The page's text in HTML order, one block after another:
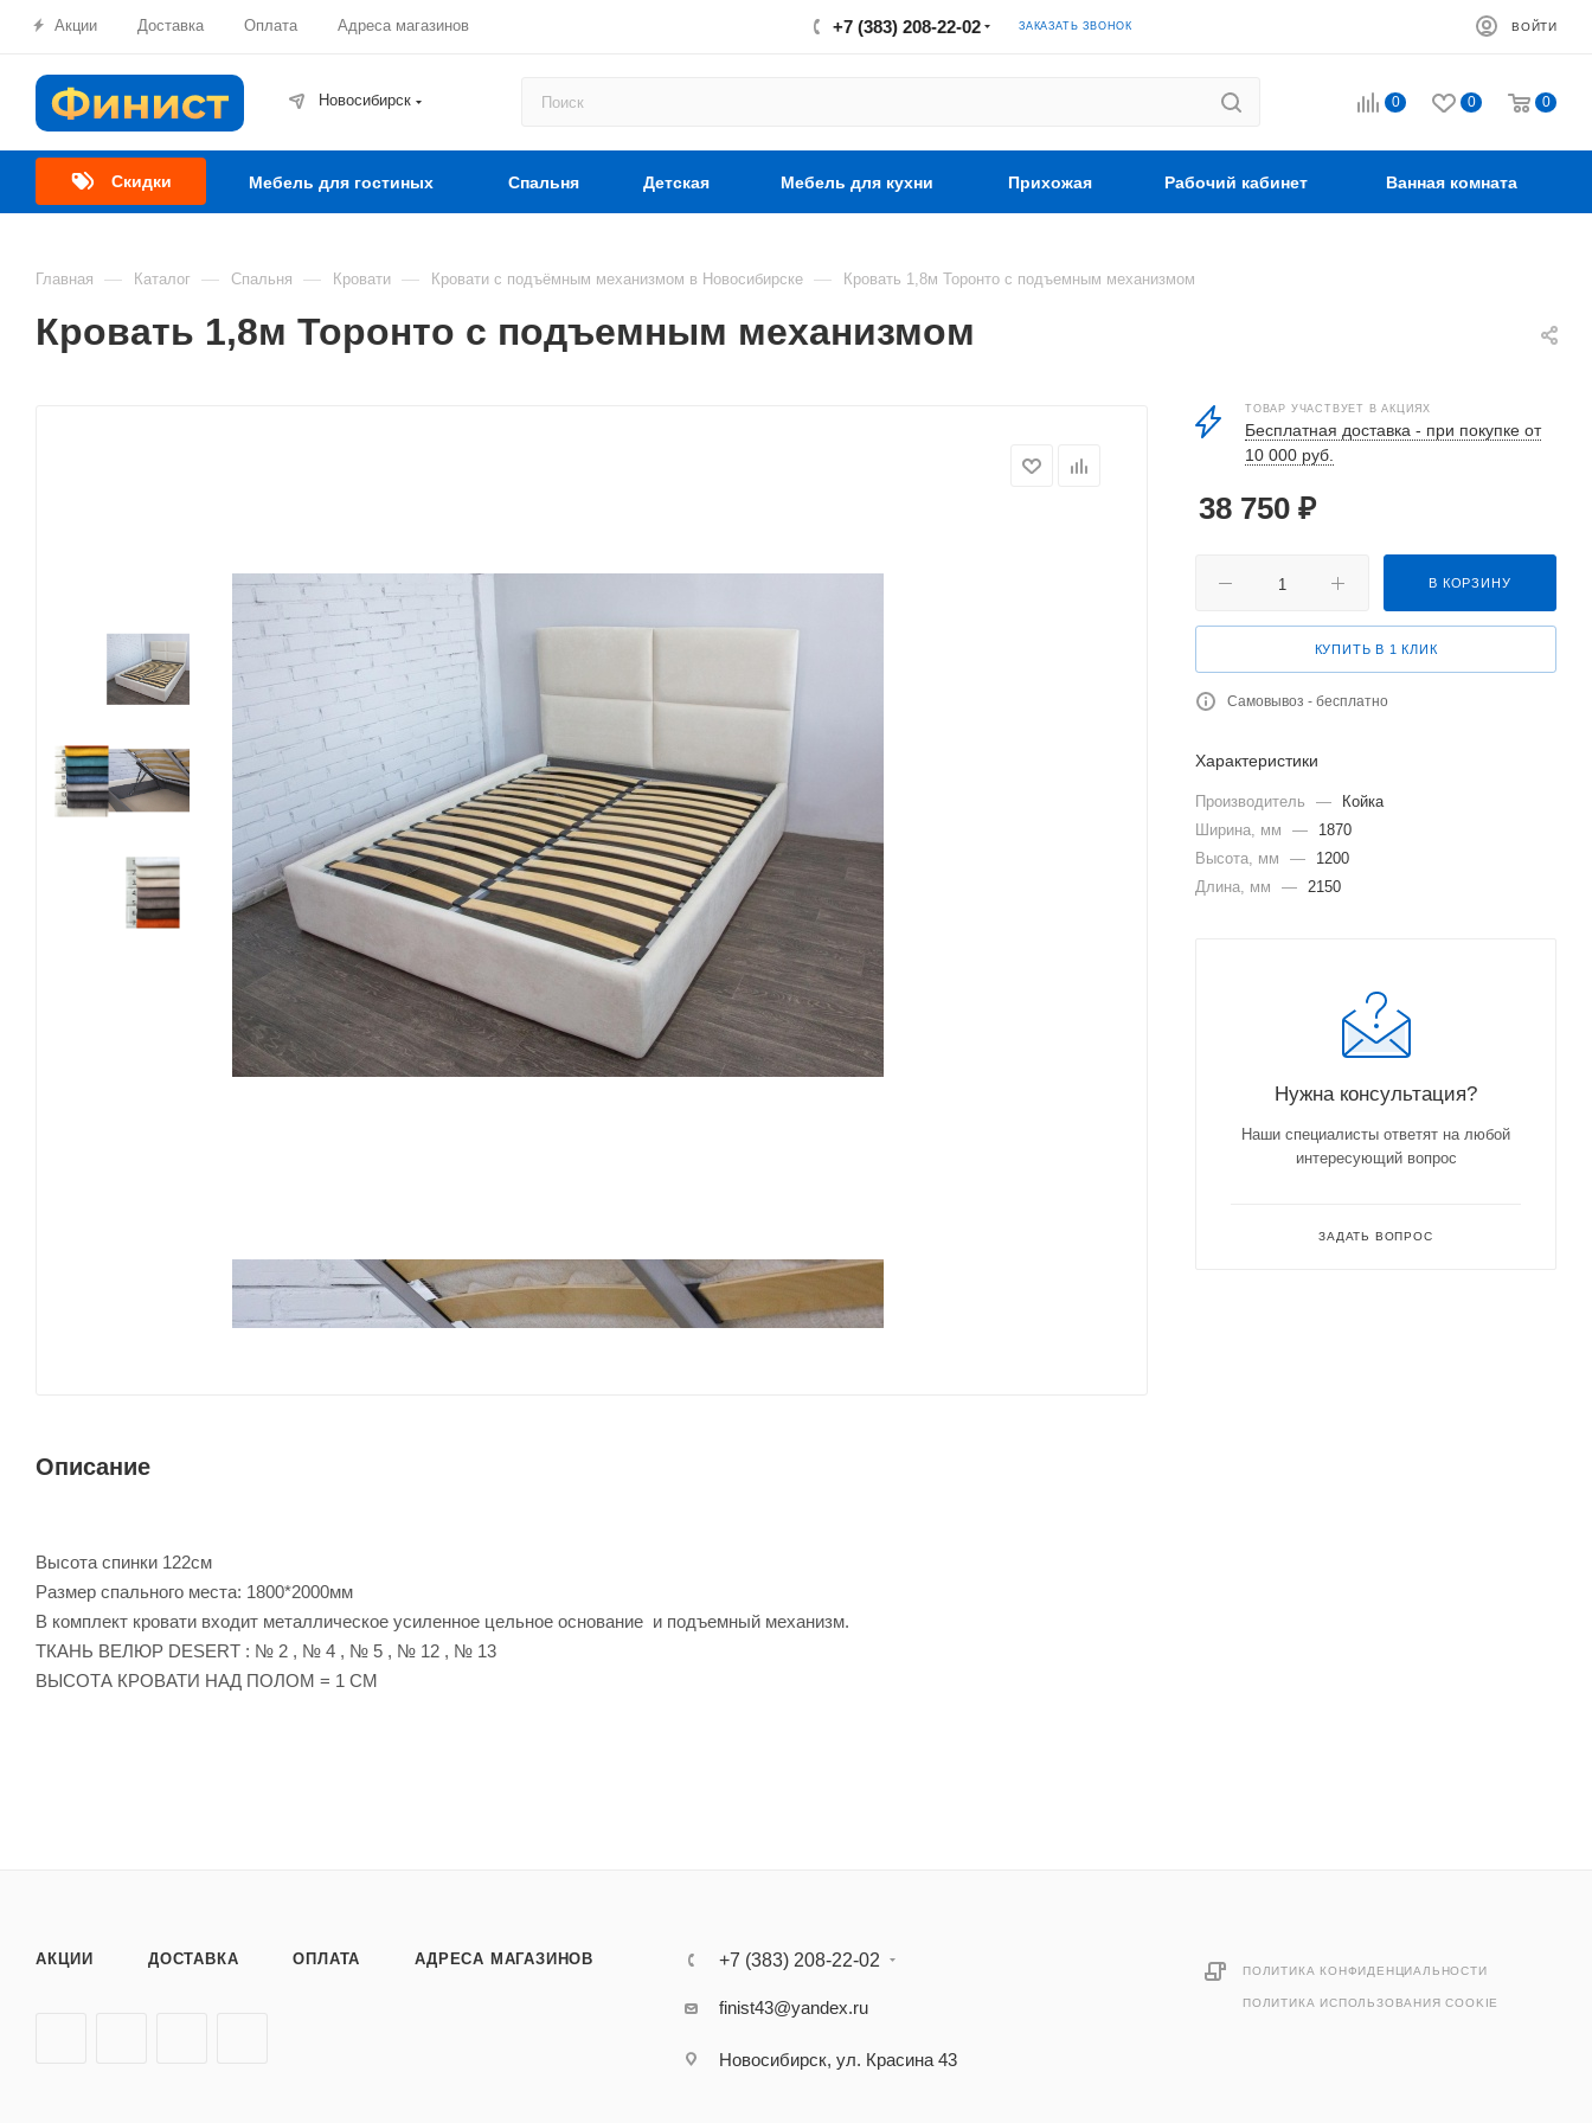
Акции Доставка Оплата Адреса магазинов +7 (383) 208-22-02 ЗАКАЗАТЬ ЗВОНОК ВОЙТИ
Новосибирск 0 0 0
Скидки Мебель для гостиных Спальня Детская Мебель для кухни Прихожая Рабочий кабинет Ванная комната
Главная — Каталог — Спальня — Кровати — Кровати с подъёмным механизмом в Новосибирске — Кровать 1,8м Торонто с подъемным механизмом
Кровать 1,8м Торонто с подъемным механизмом
Описание
Высота спинки 122см
Размер спального места: 1800*2000мм
В комплект кровати входит металлическое усиленное цельное основание и подъемный механизм.
ТКАНЬ ВЕЛЮР DESERT : № 2 , № 4 , № 5 , № 12 , № 13
ВЫСОТА КРОВАТИ НАД ПОЛОМ = 1 СМ
ТОВАР УЧАСТВУЕТ В АКЦИЯХ
Бесплатная доставка - при покупке от
10 000 руб.
38 750 ₽
В КОРЗИНУ
КУПИТЬ В 1 КЛИК
Самовывоз - бесплатно
Характеристики
Производитель —
Койка
Ширина, мм
—
1870
Высота, мм
—
1200
Длина, мм
— 2150
Нужна консультация?
Наши специалисты ответят на любой
интересующий вопрос
ЗАДАТЬ ВОПРОС
АКЦИИ ДОСТАВКА ОПЛАТА АДРЕСА МАГАЗИНОВ +7 (383) 208-22-02
finist43@yandex.ru
Новосибирск, ул. Красина 43
ПОЛИТИКА КОНФИДЕНЦИАЛЬНОСТИ
ПОЛИТИКА ИСПОЛЬЗОВАНИЯ COOKIE